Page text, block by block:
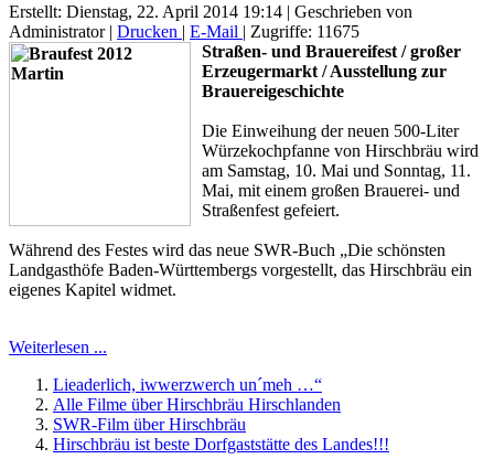
Erstellt: Dienstag, 22. April 2014 19:14 | Geschrieben von
Administrator| Drucken | E-Mail | Zugriffe: 11675
Straßen- und Brauereifest / großer
Erzeugermarkt / Ausstellung zur
Brauereigeschichte
Die Einweihung der neuen 500-Liter
Würzekochpfanne von Hirschbräu wird
am Samstag, 10. Mai und Sonntag, 11 .
Mai, mit einem großen Brauerei- und
Straßenfest gefeiert.
Während des Festes wird das neue SWR-Buch „Die schönsten
Landgasthöfe Baden-Württembergs vorgestellt, das Hirschbräu ein
eigenes Kapitel widmet.
Weiterlesen ...
Lieaderlich, iwwerzwerch un´meh …“
Alle Filme über Hirschbräu Hirschlanden
SWR-Film über Hirschbräu
Hirschbräu ist beste Dorfgaststätte des Landes!!!